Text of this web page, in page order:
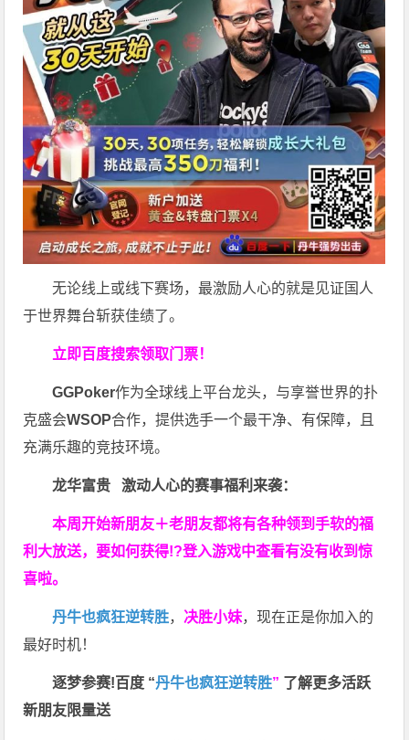
无论线上或线下赛场，最激励人心的就是见证国人
于世界舞台斩获佳绩了。
立即百度搜索领取门票！
GGPoker作为全球线上平台龙头，与享誉世界的扑
克盛会WSOP合作，提供选手一个最干净、有保障，且
充满乐趣的竞技环境。
龙华富贵 激动人心的赛事福利来袭：
本周开始新朋友＋老朋友都将有各种领到手软的福
利大放送，要如何获得!?登入游戏中查看有没有收到惊
喜啦。
丹牛也疯狂逆转胜， 决胜小妹，现在正是你加入的
最好时机！
逐梦参赛!百度 “丹牛也疯狂逆转胜” 了解更多活跃
新朋友限量送